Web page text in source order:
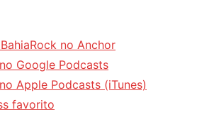
no Anchor
Google Podcasts
Apple Podcasts (iTunes)
favorito